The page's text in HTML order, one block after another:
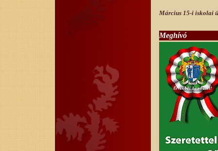
Március 15-i iskolai
Meghívó